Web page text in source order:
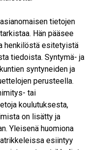
tietojen
Hän pääsee
henkilöstä esitetyistä
tiedoista. Syntymä- ja
syntyneiden ja
perusteella.
tai
koulutuksesta,
on lisätty ja
Yleisenä huomiona
esiintyy